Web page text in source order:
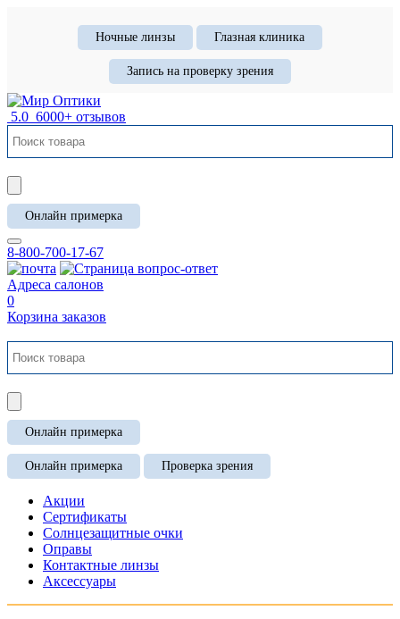
Ночные линзы Глазная клиника
Запись на проверку зрения
5.0 6000+ отзывов
Онлайн примерка
8-800-700-17-67
Адреса салонов
0
Корзина заказов
Онлайн примерка
Онлайн примерка Проверка зрения
Акции
Сертификаты
Солнцезащитные очки
Оправы
Контактные линзы
Аксессуары